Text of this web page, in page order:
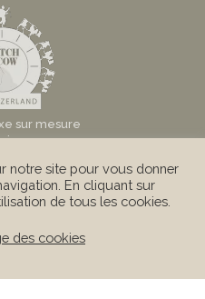
sur mesure
légales
notre site pour vous donner
En cliquant sur
de tous les cookies.
des cookies